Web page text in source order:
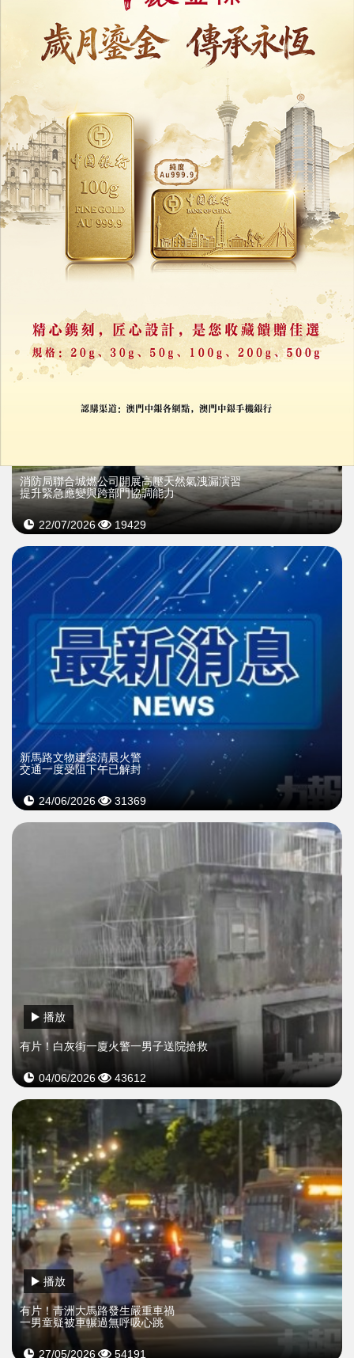
連雲港住宅火警母女墮樓
3歲女童不治消防救援惹質疑
02/08/2026 16514
消防局聯合城燃公司開展高壓天然氣洩漏演習
提升緊急應變與跨部門協調能力
22/07/2026 19429
新馬路文物建築清晨火警
交通一度受阻下午已解封
24/06/2026 31369
​有片！白灰街一廈火警一男子送院搶救
播放
04/06/2026 43612
​有片！青洲大馬路發生嚴重車禍
一男童疑被車輾過無呼吸心跳
播放
27/05/2026 54191